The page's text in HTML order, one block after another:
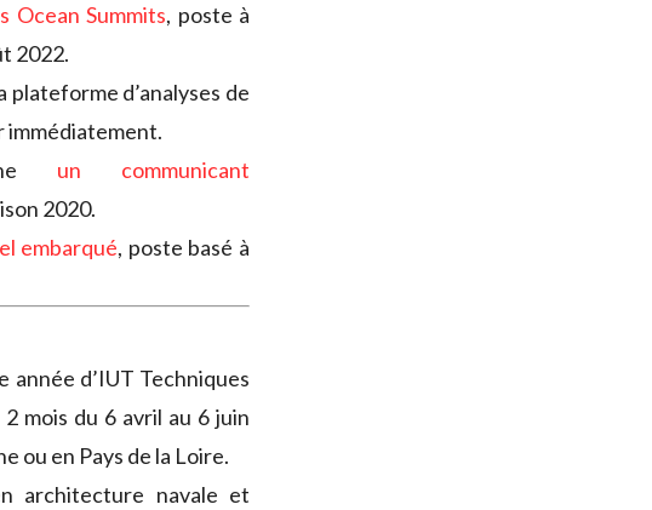
Ocean Summits, poste à
2022.
plateforme d’analyses de
immédiatement.
un communicant
2020.
embarqué, poste basé à
d’IUT Techniques
2 mois du 6 avril au 6 juin
ou en Pays de la Loire.
architecture navale et